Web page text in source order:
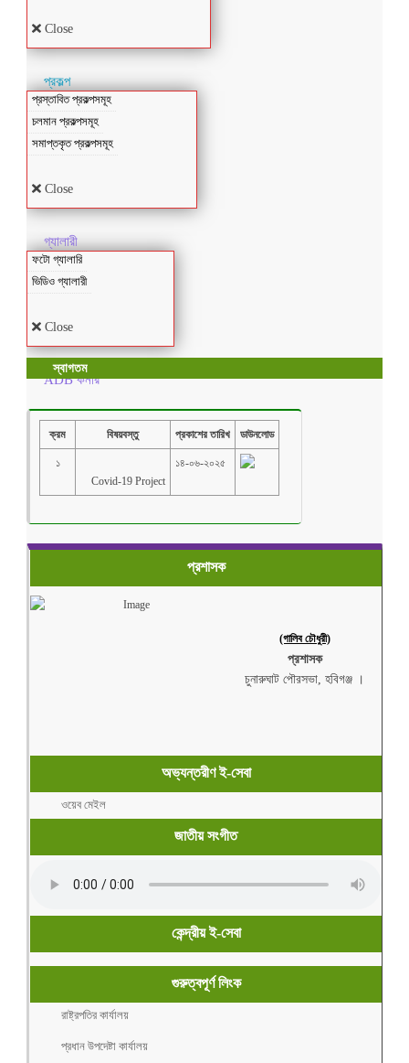
Close
প্রকল্প
প্রস্তাবিত প্রকল্পসমূহ
চলমান প্রকল্পসমূহ
সমাপ্তকৃত প্রকল্পসমূহ
Close
গ্যালারী
ফটো গ্যালারি
ভিডিও গ্যালারী
Close
ADB কর্নার
স্বাগতম
ক্রম বিষয়বস্তু প্রকাশের তারিখ ডাউনলোড
১
১৪-০৬-২০২৫
প্রশাসক
(গালিব চৌধুরী)
প্রশাসক
চুনারুঘাট পৌরসভা, হবিগঞ্জ ।
অভ্যন্তরীণ ই-সেবা
ওয়েব মেইল
জাতীয় সংগীত
কেন্দ্রীয় ই-সেবা
গুরুত্বপূর্ণ লিংক
রাষ্ট্রপতির কার্যালয়
প্রধান উপদেষ্টা কার্যালয়